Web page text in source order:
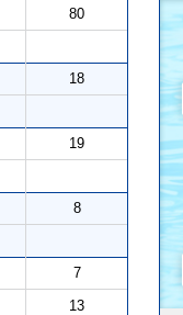
80
18
19
8
7
13